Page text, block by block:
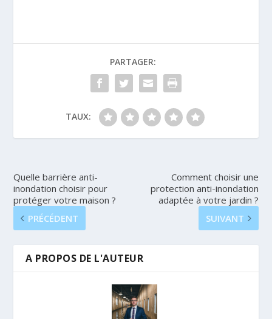
PARTAGER:
TAUX:
Quelle barrière anti-
inondation choisir pour
protéger votre maison ?
PRÉCÉDENT
Comment choisir une
protection anti-inondation
adaptée à votre jardin ?
SUIVANT
A PROPOS DE L'AUTEUR